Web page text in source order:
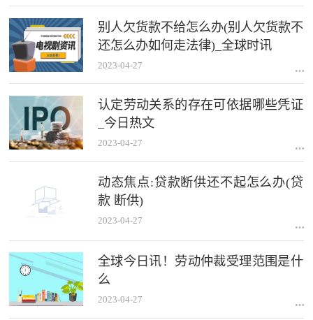
别人欠货款不给怎么办(别人欠货款不
还怎么办如何走法律)_全球时讯
2023-04-27
认定劳动关系的存在可依据哪些凭证
_今日热文
2023-04-27
动态焦点:贷款断供还不起怎么办(贷
款 断供)
2023-04-27
全球今日讯！劳动仲裁受理范围是什
么
2023-04-27